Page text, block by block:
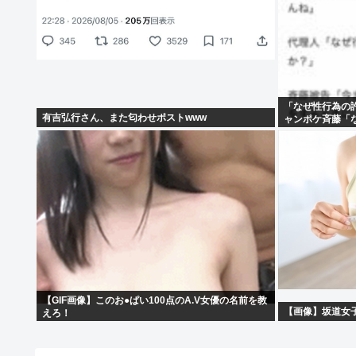
有吉弘行さん、また匂わせポストwww
「なぜ性行為
ャンポケ斉藤「
【GIF画像】このお●ぱい100点のA.V女優の名前を教
えろ！
【画像】坂道